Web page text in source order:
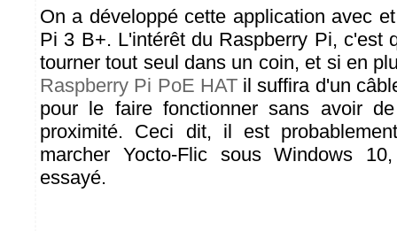
On a développé cette application avec
Pi 3 B+. L'intérêt du Raspberry Pi, c'est
tourner tout seul dans un coin, et si en
Raspberry Pi PoE HATil suffira d'un
pour le faire fonctionner sans avoir
proximité. Ceci dit, il est
marcher Yocto-Flic sous Windows
essayé.